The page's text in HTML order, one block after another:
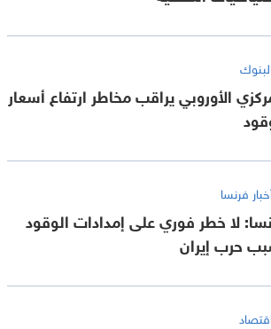
الأوروبي يراقب مخاطر ارتفاع أسعار
فرنسا
لا خطر فوري على إمدادات الوقود
حرب إيران